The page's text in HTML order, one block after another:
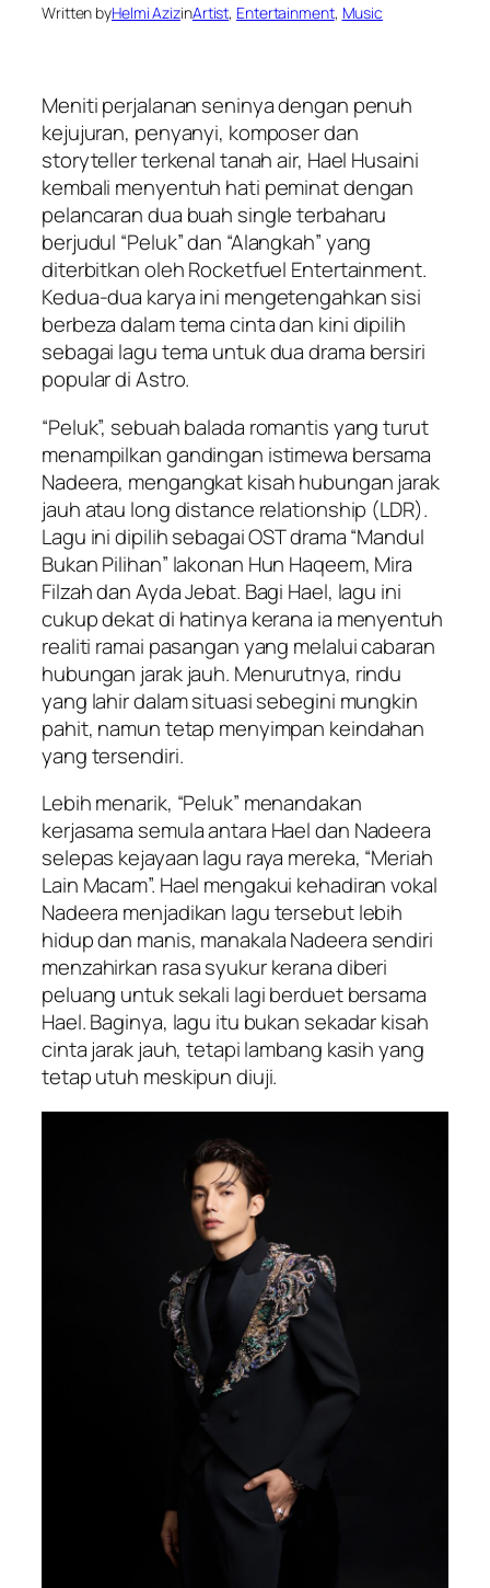
Written byHelmi AzizinArtist, Entertainment, Music
Meniti perjalanan seninya dengan penuh
kejujuran, penyanyi, komposer dan
storyteller terkenal tanah air, Hael Husaini
kembali menyentuh hati peminat dengan
pelancaran dua buah single terbaharu
berjudul “Peluk” dan “Alangkah” yang
diterbitkan oleh Rocketfuel Entertainment.
Kedua-dua karya ini mengetengahkan sisi
berbeza dalam tema cinta dan kini dipilih
sebagai lagu tema untuk dua drama bersiri
popular di Astro.
“Peluk”, sebuah balada romantis yang turut
menampilkan gandingan istimewa bersama
Nadeera, mengangkat kisah hubungan jarak
jauh atau long distance relationship (LDR).
Lagu ini dipilih sebagai OST drama “Mandul
Bukan Pilihan” lakonan Hun Haqeem, Mira
Filzah dan Ayda Jebat. Bagi Hael, lagu ini
cukup dekat di hatinya kerana ia menyentuh
realiti ramai pasangan yang melalui cabaran
hubungan jarak jauh. Menurutnya, rindu
yang lahir dalam situasi sebegini mungkin
pahit, namun tetap menyimpan keindahan
yang tersendiri.
Lebih menarik, “Peluk” menandakan
kerjasama semula antara Hael dan Nadeera
selepas kejayaan lagu raya mereka, “Meriah
Lain Macam”. Hael mengakui kehadiran vokal
Nadeera menjadikan lagu tersebut lebih
hidup dan manis, manakala Nadeera sendiri
menzahirkan rasa syukur kerana diberi
peluang untuk sekali lagi berduet bersama
Hael. Baginya, lagu itu bukan sekadar kisah
cinta jarak jauh, tetapi lambang kasih yang
tetap utuh meskipun diuji.